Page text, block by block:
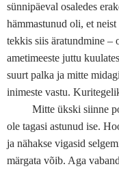
sünnipäeval osaledes
hämmastunud oli, et
tekkis siis äratundmine –
ametimeeste juttu
suurt palka ja mitte
inimeste vastu.
Mitte ükski siinne
ole tagasi astunud ise.
ja nähakse vigasid
märgata võib. Aga